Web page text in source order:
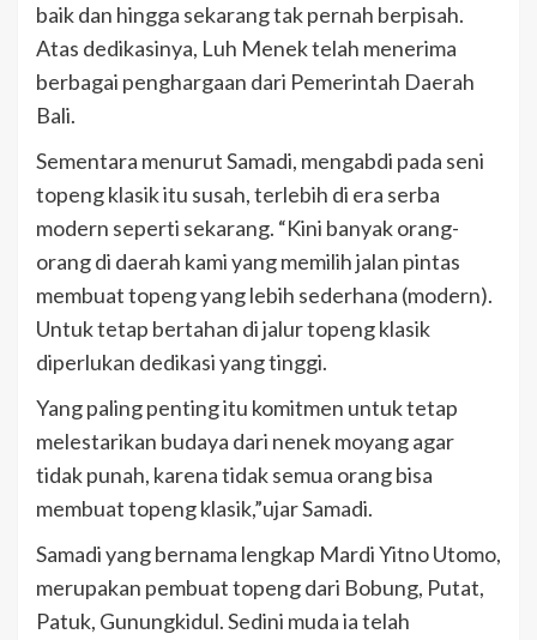
baik dan hingga sekarang tak pernah berpisah.
Atas dedikasinya, Luh Menek telah menerima
berbagai penghargaan dari Pemerintah Daerah
Bali.
Sementara menurut Samadi, mengabdi pada seni
topeng klasik itu susah, terlebih di era serba
modern seperti sekarang. “Kini banyak orang-
orang di daerah kami yang memilih jalan pintas
membuat topeng yang lebih sederhana (modern).
Untuk tetap bertahan di jalur topeng klasik
diperlukan dedikasi yang tinggi.
Yang paling penting itu komitmen untuk tetap
melestarikan budaya dari nenek moyang agar
tidak punah, karena tidak semua orang bisa
membuat topeng klasik,”ujar Samadi.
Samadi yang bernama lengkap Mardi Yitno Utomo,
merupakan pembuat topeng dari Bobung, Putat,
Patuk, Gunungkidul. Sedini muda ia telah